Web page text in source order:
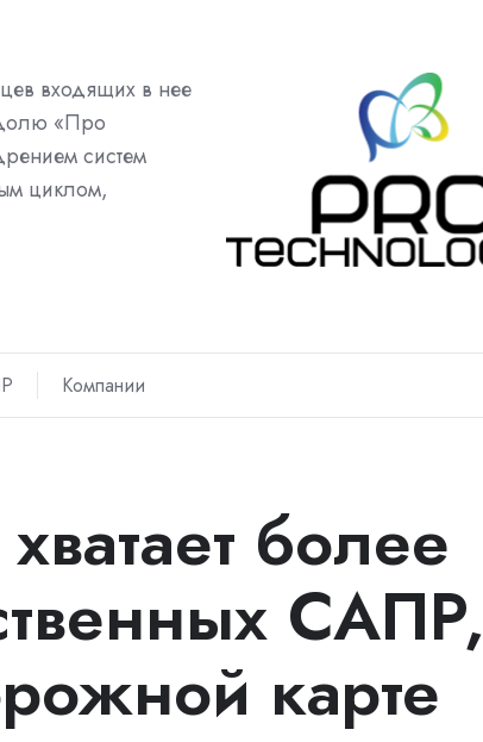
входящих в нее
«Про
систем
циклом,
Компании
более
САПР,
карте